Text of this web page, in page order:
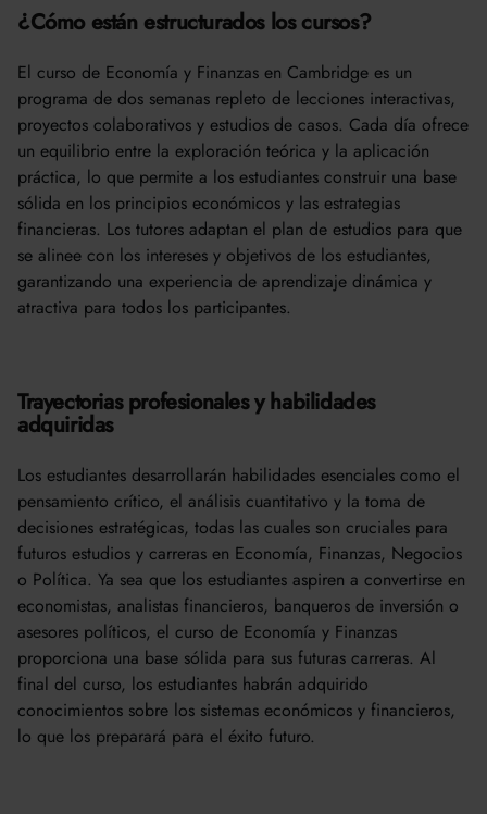
¿Cómo están estructurados los cursos?
El curso de Economía y Finanzas en Cambridge es un
programa de dos semanas repleto de lecciones interactivas,
proyectos colaborativos y estudios de casos. Cada día ofrece
un equilibrio entre la exploración teórica y la aplicación
práctica, lo que permite a los estudiantes construir una base
sólida en los principios económicos y las estrategias
financieras. Los tutores adaptan el plan de estudios para que
se alinee con los intereses y objetivos de los estudiantes,
garantizando una experiencia de aprendizaje dinámica y
atractiva para todos los participantes.
Trayectorias profesionales y habilidades
adquiridas
Los estudiantes desarrollarán habilidades esenciales como el
pensamiento crítico, el análisis cuantitativo y la toma de
decisiones estratégicas, todas las cuales son cruciales para
futuros estudios y carreras en Economía, Finanzas, Negocios
o Política. Ya sea que los estudiantes aspiren a convertirse en
economistas, analistas financieros, banqueros de inversión o
asesores políticos, el curso de Economía y Finanzas
proporciona una base sólida para sus futuras carreras. Al
final del curso, los estudiantes habrán adquirido
conocimientos sobre los sistemas económicos y financieros,
lo que los preparará para el éxito futuro.